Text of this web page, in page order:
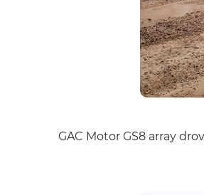
GAC Motor GS8 array